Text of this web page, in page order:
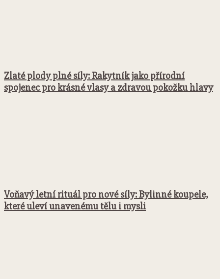
Zlaté plody plné síly: Rakytník jako přírodní
spojenec pro krásné vlasy a zdravou pokožku hlavy
Voňavý letní rituál pro nové síly: Bylinné koupele,
které uleví unavenému tělu i mysli